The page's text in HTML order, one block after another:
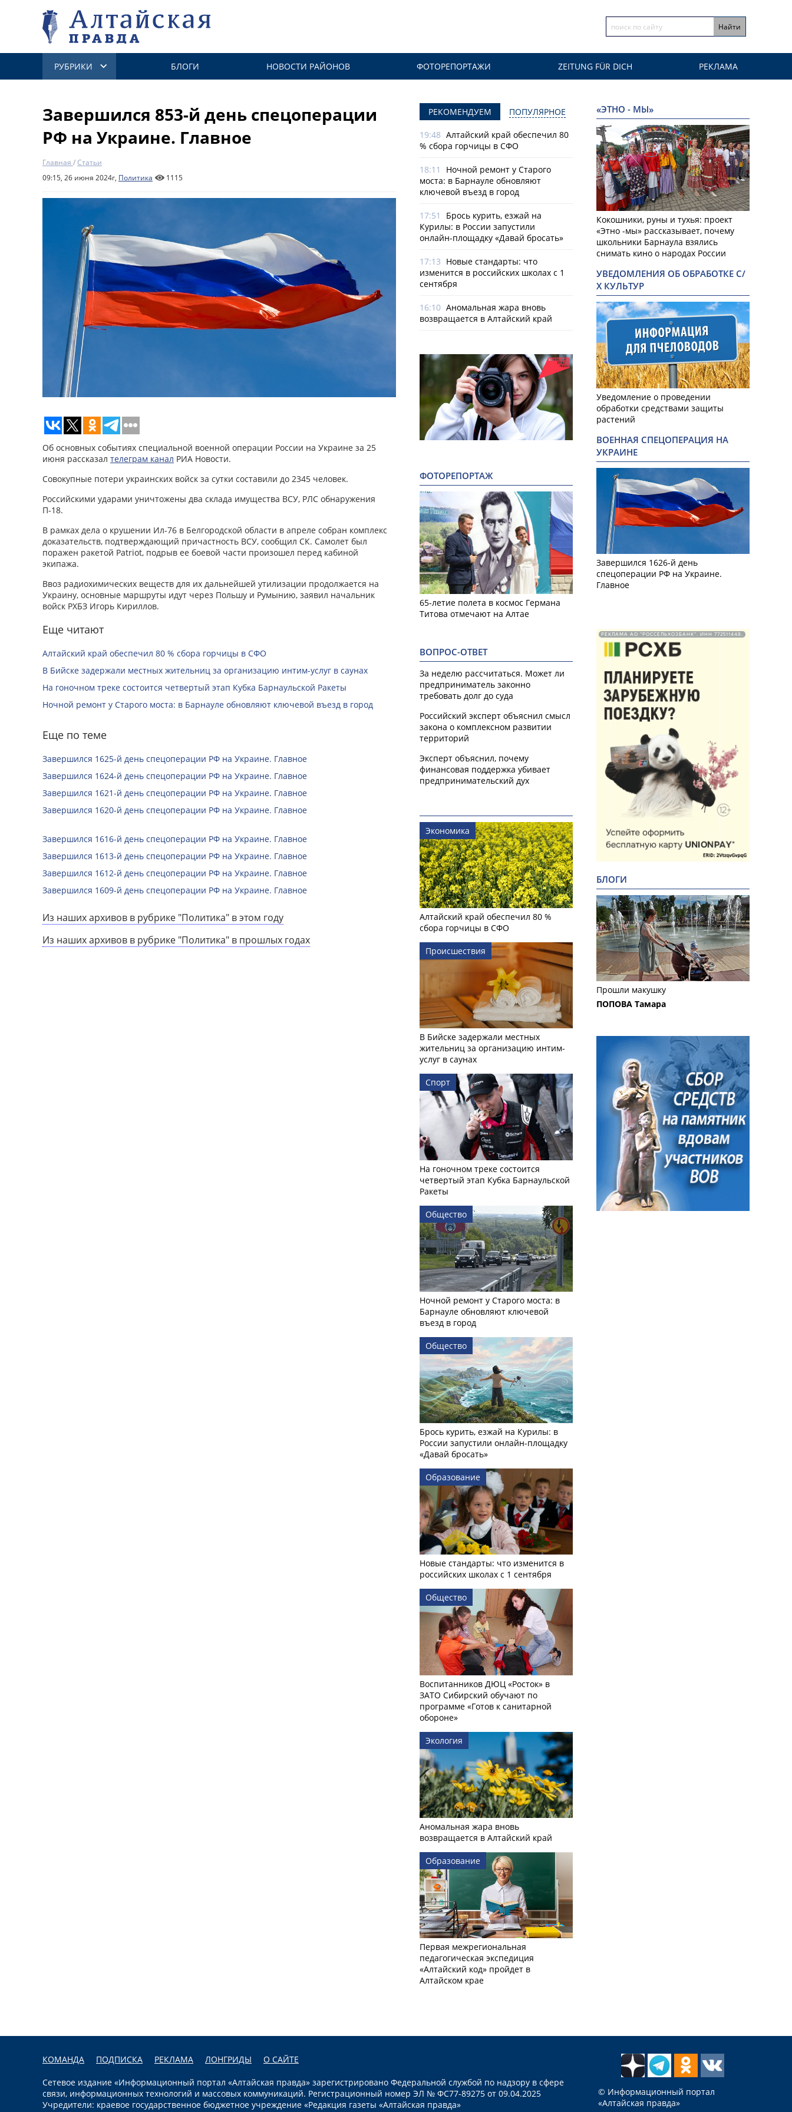
РУБРИКИ БЛОГИ НОВОСТИ РАЙОНОВ ФОТОРЕПОРТАЖИ ZEITUNG FÜR DICH РЕКЛАМА
Завершился 853-й день спецоперации
РФ на Украине. Главное
Главная /Статьи
09:15, 26 июня 2024г, Политика 1115
Об основных событиях специальной военной операции России на Украине за 25
июня рассказал телеграм канал РИА Новости.
Совокупные потери украинских войск за сутки составили до 2345 человек.
Российскими ударами уничтожены два склада имущества ВСУ, РЛС обнаружения
П-18.
В рамках дела о крушении Ил-76 в Белгородской области в апреле собран комплекс
доказательств, подтверждающий причастность ВСУ, сообщил СК. Самолет был
поражен ракетой Patriot, подрыв ее боевой части произошел перед кабиной
экипажа.
Ввоз радиохимических веществ для их дальнейшей утилизации продолжается на
Украину, основные маршруты идут через Польшу и Румынию, заявил начальник
войск РХБЗ Игорь Кириллов.
Еще читают
Алтайский край обеспечил 80 % сбора горчицы в СФО
В Бийске задержали местных жительниц за организацию интим-услуг в саунах
На гоночном треке состоится четвертый этап Кубка Барнаульской Ракеты
Ночной ремонт у Старого моста: в Барнауле обновляют ключевой въезд в город
Еще по теме
Завершился 1625-й день спецоперации РФ на Украине. Главное
Завершился 1624-й день спецоперации РФ на Украине. Главное
Завершился 1621-й день спецоперации РФ на Украине. Главное
Завершился 1620-й день спецоперации РФ на Украине. Главное
Завершился 1616-й день спецоперации РФ на Украине. Главное
Завершился 1613-й день спецоперации РФ на Украине. Главное
Завершился 1612-й день спецоперации РФ на Украине. Главное
Завершился 1609-й день спецоперации РФ на Украине. Главное
Из наших архивов в рубрике "Политика" в этом году
Из наших архивов в рубрике "Политика" в прошлых годах
РЕКОМЕНДУЕМ ПОПУЛЯРНОЕ
19:48 Алтайский край обеспечил 80
% сбора горчицы в СФО
18:11
Ночной ремонт у Старого
моста: в Барнауле обновляют
ключевой въезд в город
17:51
Брось курить, езжай на
Курилы: в России запустили
онлайн-­площадку «Давай бросать»
17:13 Новые стандарты: что
изменится в российских школах с 1
сентября
16:10 Аномальная жара вновь
возвращается в Алтайский край
ФОТОРЕПОРТАЖ
65-летие полета в космос Германа
Титова отмечают на Алтае
ВОПРОС-ОТВЕТ
За неделю рассчитаться. Может ли
предприниматель законно
требовать долг до суда
Российский эксперт объяснил смысл
закона о комплексном развитии
территорий
Эксперт объяснил, почему
финансовая поддержка убивает
предпринимательский дух
Экономика
Алтайский край обеспечил 80 %
сбора горчицы в СФО
Происшествия
В Бийске задержали местных
жительниц за организацию интим-
услуг в саунах
Спорт
На гоночном треке состоится
четвертый этап Кубка Барнаульской
Ракеты
Общество
Ночной ремонт у Старого моста: в
Барнауле обновляют ключевой
въезд в город
Общество
Брось курить, езжай на Курилы: в
России запустили онлайн-­площадку
«Давай бросать»
Образование
Новые стандарты: что изменится в
российских школах с 1 сентября
Общество
Воспитанников ДЮЦ «Росток» в
ЗАТО Сибирский обучают по
программе «Готов к санитарной
обороне»
Экология
Аномальная жара вновь
возвращается в Алтайский край
Образование
Первая межрегиональная
педагогическая экспедиция
«Алтайский код» пройдет в
Алтайском крае
«ЭТНО - МЫ»
Кокошники, руны и тухья: проект
«Этно -мы» рассказывает, почему
школьники Барнаула взялись
снимать кино о народах России
УВЕДОМЛЕНИЯ ОБ ОБРАБОТКЕ С/
Х КУЛЬТУР
Уведомление о проведении
обработки средствами защиты
растений
ВОЕННАЯ СПЕЦОПЕРАЦИЯ НА
УКРАИНЕ
Завершился 1626-й день
спецоперации РФ на Украине.
Главное
РЕКЛАМА АО "РОССЕЛЬХОЗБАНК". ИНН 772511448.
БЛОГИ
Прошли макушку
ПОПОВА Тамара
КОМАНДА ПОДПИСКА РЕКЛАМА ЛОНГРИДЫ О САЙТЕ
Сетевое издание «Информационный портал «Алтайская правда» зарегистрировано Федеральной службой по надзору в сфере
связи, информационных технологий и массовых коммуникаций. Регистрационный номер ЭЛ № ФС77-89275 от 09.04.2025
Учредители: краевое государственное бюджетное учреждение «Редакция газеты «Алтайская правда»
© Информационный портал
«Алтайская правда»